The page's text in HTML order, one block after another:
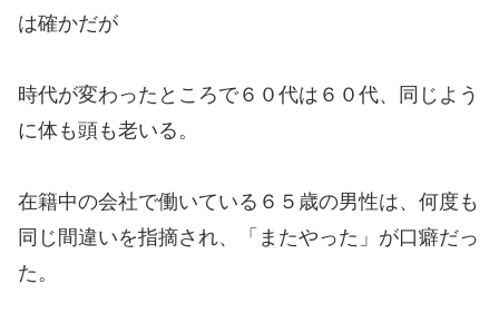
は確かだが
時代が変わったところで６０代は６０代、同じよう
に体も頭も老いる。
在籍中の会社で働いている６５歳の男性は、何度も
同じ間違いを指摘され、「またやった」が口癖だっ
た。